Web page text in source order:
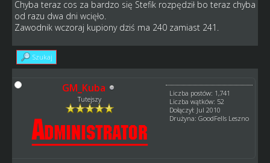
Chyba teraz cos za bardzo się Stefik rozpędził bo teraz chyba
od razu dwa dni wcięło.
Zawodnik wczoraj kupiony dziś ma 240 zamiast 241.
Szukaj
GM_Kuba
Tutejszy
Liczba postów: 1,741
Liczba wątków: 52
Dołączył: Jul 2010
Drużyna: GoodFells Leszno